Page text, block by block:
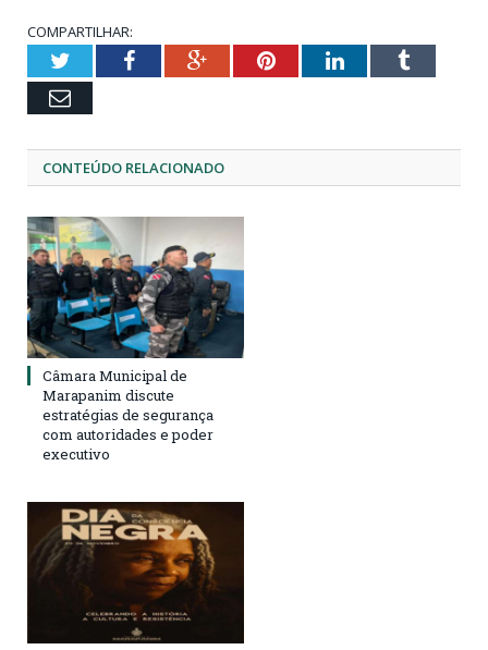
COMPARTILHAR:
TwitterFacebookGoogle+PinterestLinkedInTumblr
Email
CONTEÚDO RELACIONADO
Câmara Municipal de
Marapanim discute
estratégias de segurança
com autoridades e poder
executivo